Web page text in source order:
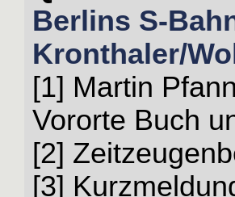
Berlins S-
Kronthaler/
[1] Martin
Vororte Buch
[2]
[3]